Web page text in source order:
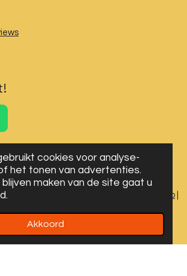
cookies voor analyse-
het tonen van advertenties.
maken van de site gaat u
Akkoord
Sitemap